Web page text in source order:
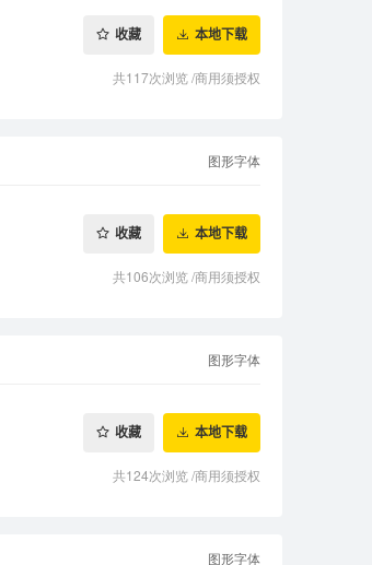
收藏 本地下载
共117次浏览/商用须授权
图形字体
收藏 本地下载
共106次浏览/商用须授权
图形字体
收藏 本地下载
共124次浏览/商用须授权
图形字体